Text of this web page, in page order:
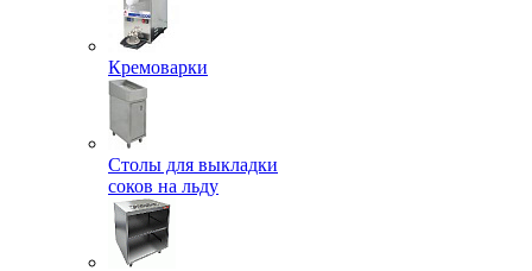
Кремоварки
Столы для выкладки
соков на льду